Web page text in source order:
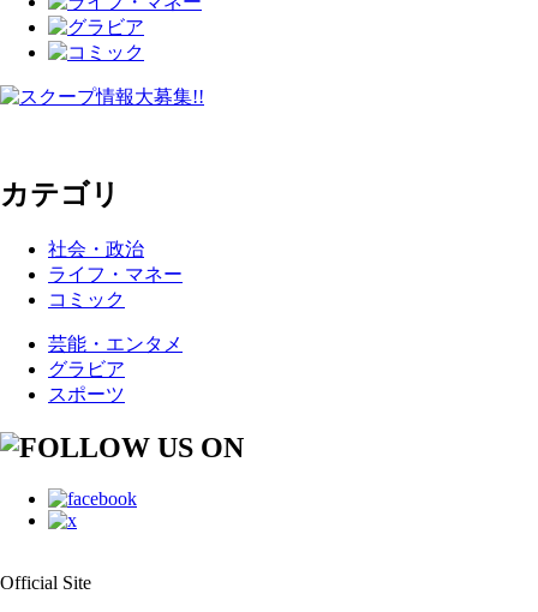
カテゴリ
社会・政治
ライフ・マネー
コミック
芸能・エンタメ
グラビア
スポーツ
Official Site